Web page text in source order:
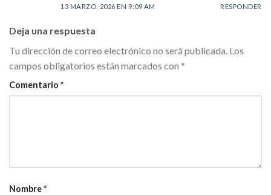
13 MARZO, 2026 EN 9:09 AM RESPONDER
Deja una respuesta
Tu dirección de correo electrónico no será publicada. Los
campos obligatorios están marcados con *
Comentario *
Nombre*